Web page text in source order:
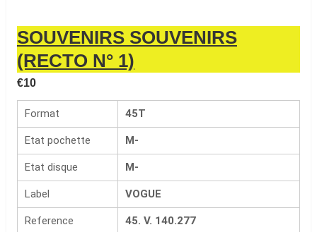
SOUVENIRS SOUVENIRS
(RECTO N° 1)
€10
Format 45T
Etat pochette M-
Etat disque M-
Label VOGUE
Reference 45. V. 140.277